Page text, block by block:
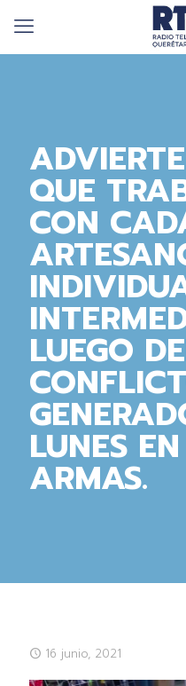
QUE
CON
LUEGO
LUNES
ARMAS.
16 junio, 2021